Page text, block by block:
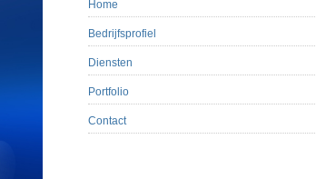
Home
Bedrijfsprofiel
Diensten
Portfolio
Contact